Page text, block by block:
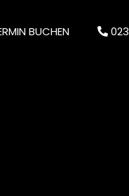
BUCHEN